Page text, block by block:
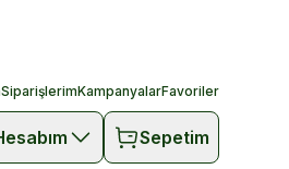
SiparişlerimKampanyalarFavoriler
Sepetim